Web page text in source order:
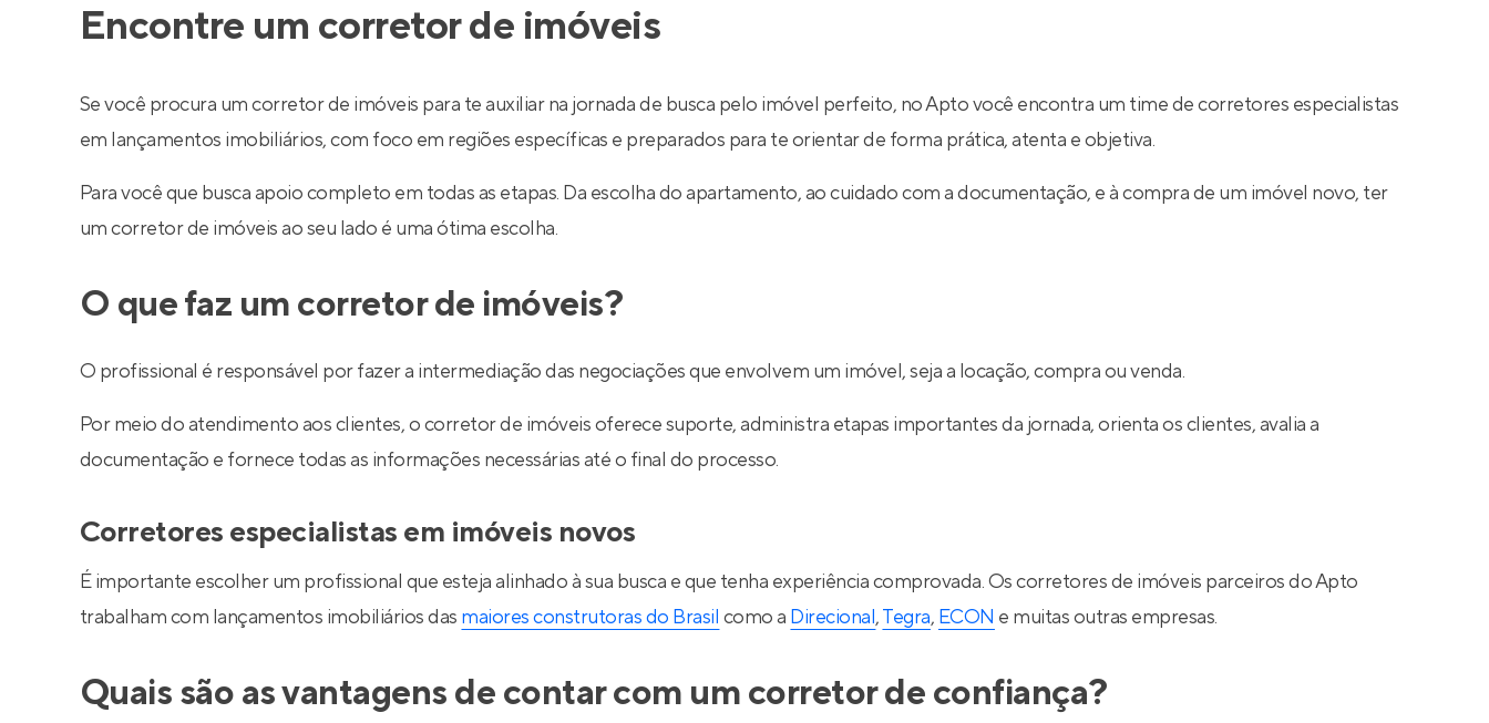
Encontre um corretor de imóveis
Se você procura um corretor de imóveis para te auxiliar na jornada de busca pelo imóvel perfeito, no Apto você encontra um time de corretores especialistas
em lançamentos imobiliários, com foco em regiões específicas e preparados para te orientar de forma prática, atenta e objetiva.
Para você que busca apoio completo em todas as etapas. Da escolha do apartamento, ao cuidado com a documentação, e à compra de um imóvel novo, ter
um corretor de imóveis ao seu lado é uma ótima escolha.
O que faz um corretor de imóveis?
O profissional é responsável por fazer a intermediação das negociações que envolvem um imóvel, seja a locação, compra ou venda.
Por meio do atendimento aos clientes, o corretor de imóveis oferece suporte, administra etapas importantes da jornada, orienta os clientes, avalia a
documentação e fornece todas as informações necessárias até o final do processo.
Corretores especialistas em imóveis novos
É importante escolher um profissional que esteja alinhado à sua busca e que tenha experiência comprovada. Os corretores de imóveis parceiros do Apto
trabalham com lançamentos imobiliários das maiores construtoras do Brasil como a Direcional,Tegra, ECON e muitas outras empresas.
Quais são as vantagens de contar com um corretor de confiança?